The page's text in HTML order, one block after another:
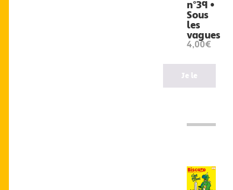
n°39 •
Sous
les
vagues
4,00€
Je le